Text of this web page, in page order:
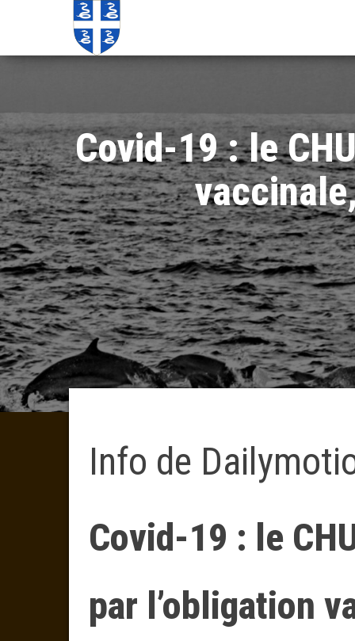
Covid-19 : le
Info de
Covid-19 : le
par l’obligation